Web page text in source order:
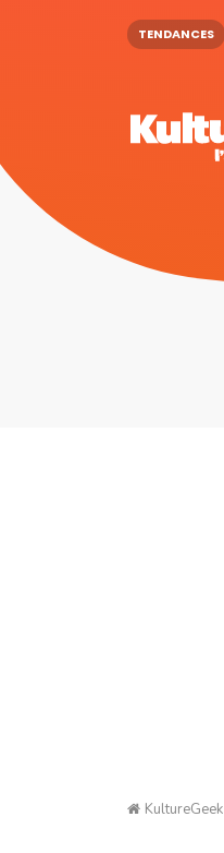
TENDANCES
KultureGeek